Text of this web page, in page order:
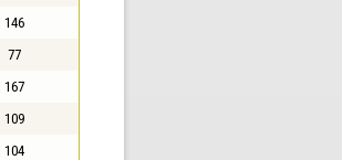
146
77
167
109
104